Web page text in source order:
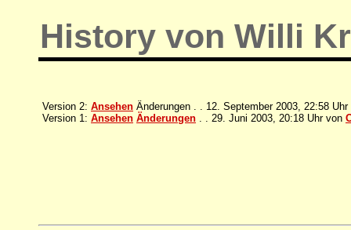
History von Willi
Version 2: Ansehen Änderungen . . 12. September 2003, 22:58
Version 1: Ansehen Änderungen . . 29. Juni 2003, 20:18 Uhr von